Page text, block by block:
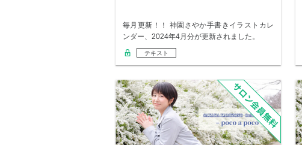
毎月更新！！ 神園さやか手書きイラストカレ
ンダー、2024年4月分が更新されました。
テキスト